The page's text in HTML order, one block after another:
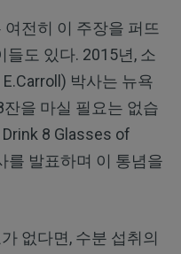
전히 이 주장을 퍼뜨
들도 있다. 2015년, 소
박사는 뉴욕
잔을 마실 필요는 없습
8 Glasses of
를 발표하며 이 통념을
없다면, 수분 섭취의